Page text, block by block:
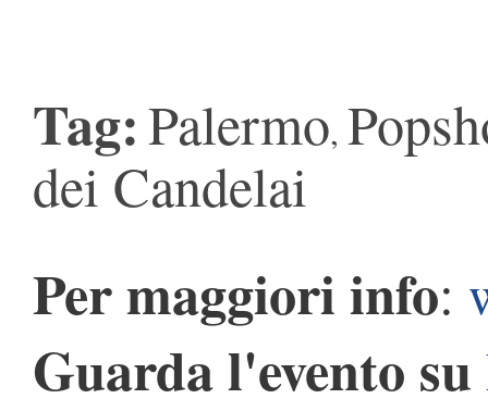
Tag:Palermo,
dei Candelai
Per maggiori info:
Guarda l'evento su